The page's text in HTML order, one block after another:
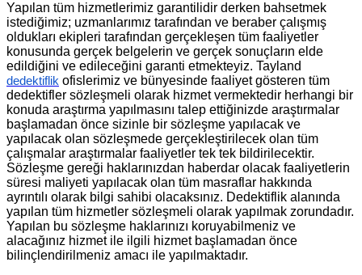
Yapılan tüm hizmetlerimiz garantilidir derken bahsetmek
istediğimiz; uzmanlarımız tarafından ve beraber çalışmış
oldukları ekipleri tarafından gerçekleşen tüm faaliyetler
konusunda gerçek belgelerin ve gerçek sonuçların elde
edildiğini ve edileceğini garanti etmekteyiz. Tayland
dedektiflik ofislerimiz ve bünyesinde faaliyet gösteren tüm
dedektifler sözleşmeli olarak hizmet vermektedir herhangi bir
konuda araştırma yapılmasını talep ettiğinizde araştırmalar
başlamadan önce sizinle bir sözleşme yapılacak ve
yapılacak olan sözleşmede gerçekleştirilecek olan tüm
çalışmalar araştırmalar faaliyetler tek tek bildirilecektir.
Sözleşme gereği haklarınızdan haberdar olacak faaliyetlerin
süresi maliyeti yapılacak olan tüm masraflar hakkında
ayrıntılı olarak bilgi sahibi olacaksınız. Dedektiflik alanında
yapılan tüm hizmetler sözleşmeli olarak yapılmak zorundadır.
Yapılan bu sözleşme haklarınızı koruyabilmeniz ve
alacağınız hizmet ile ilgili hizmet başlamadan önce
bilinçlendirilmeniz amacı ile yapılmaktadır.